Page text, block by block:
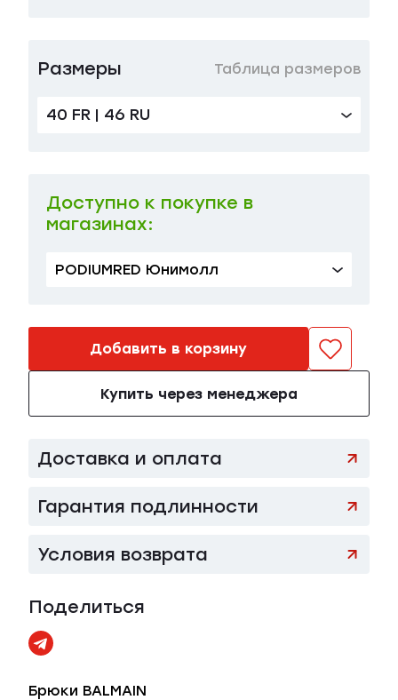
Размеры Таблица размеров
40 FR | 46 RU
Доступно к покупке в
магазинах:
PODIUMRED Юнимолл
Добавить в корзину
Купить через менеджера
Доставка и оплата
Гарантия подлинности
Условия возврата
Поделиться
Брюки BALMAIN